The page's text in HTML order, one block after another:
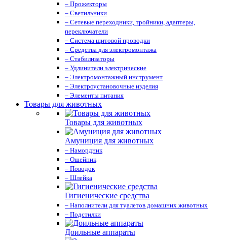
– Прожекторы
– Светильники
– Сетевые переходники, тройники, адаптеры,
переключатели
– Система щитовой проводки
– Средства для электромонтажа
– Стабилизаторы
– Удлинители электрические
– Электромонтажный инструмент
– Электроустановочные изделия
– Элементы питания
Товары для животных
Товары для животных
Амуниция для животных
– Намордник
– Ошейник
– Поводок
– Шлейка
Гигиенические средства
– Наполнители для туалетов домашних животных
– Подстилки
Доильные аппараты